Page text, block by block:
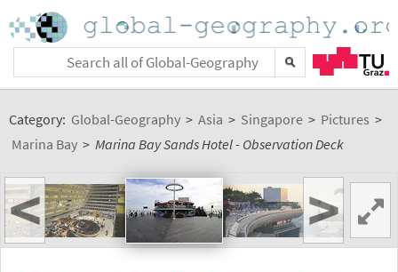
Category: Global-Geography > Asia > Singapore > Pictures >
Marina Bay > Marina Bay Sands Hotel - Observation Deck
< >